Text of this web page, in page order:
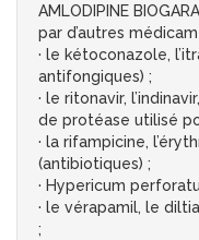
AMLODIPINE
par d’autres
· le kétoconazole,
antifongiques) ;
· le ritonavir,
de protéase utilisé
· la rifampicine,
(antibiotiques) ;
· Hypericum
· le vérapamil, le
;